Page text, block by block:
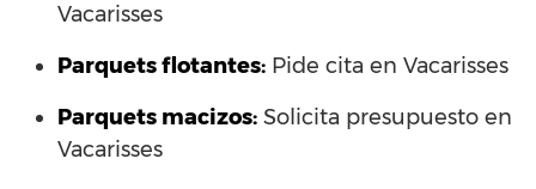
Vacarisses
Parquets flotantes: Pide cita en Vacarisses
Parquets macizos: Solicita presupuesto en
Vacarisses